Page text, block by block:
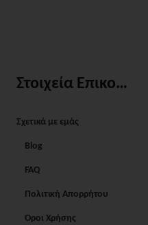
Στοιχεία Επικοινωνίας
Σχετικά με εμάς
Blog
FAQ
Πολιτική Απορρήτου
Όροι Χρήσης